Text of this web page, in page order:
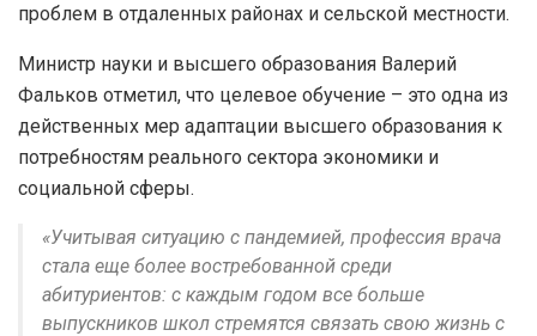
проблем в отдаленных районах и сельской местности.
Министр науки и высшего образования Валерий
Фальков отметил, что целевое обучение – это одна из
действенных мер адаптации высшего образования к
потребностям реального сектора экономики и
социальной сферы.
«Учитывая ситуацию с пандемией, профессия врача
стала еще более востребованной среди
абитуриентов: с каждым годом все больше
выпускников школ стремятся связать свою жизнь с